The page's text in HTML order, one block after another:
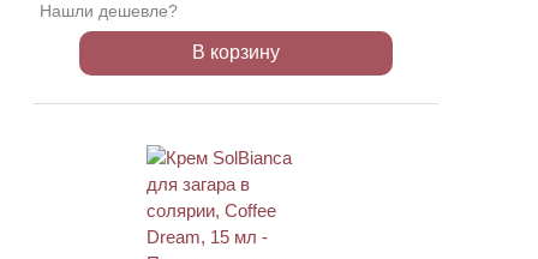
Нашли дешевле?
В корзину